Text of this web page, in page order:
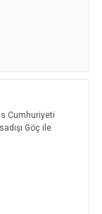
Cumhuriyeti
Göç ile